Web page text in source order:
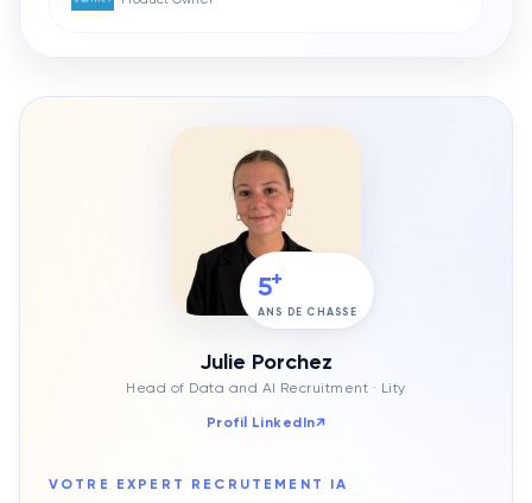
5+
ANS DE CHASSE
Julie Porchez
Head of Data and AI Recruitment · Lity
Profil LinkedIn↗
VOTRE EXPERT RECRUTEMENT IA